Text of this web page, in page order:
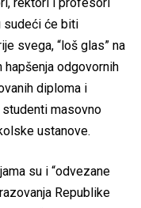
sudeći će biti
svega, “loš glas” na
odgovornih
diploma i
masovno
ustanove.
su i “odvezane
Republike